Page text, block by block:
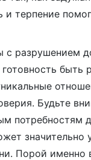
и терпение
с разрушением
быть
Будьте
потребностям
значительно
Порой именно